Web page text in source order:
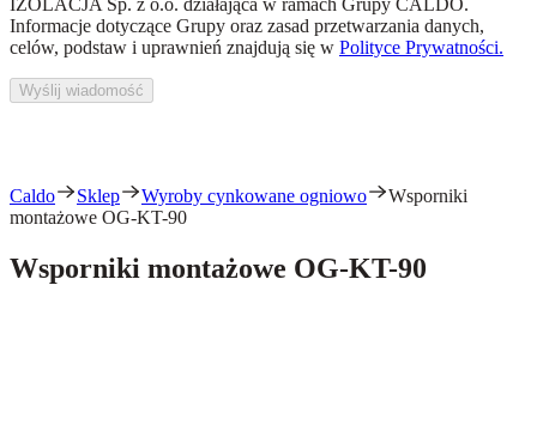
IZOLACJA Sp. z o.o. działająca w ramach Grupy CALDO.
Informacje dotyczące Grupy oraz zasad przetwarzania danych,
celów, podstaw i uprawnień znajdują się w Polityce Prywatności.
Wyślij wiadomość
Caldo Sklep Wyroby cynkowane ogniowo
Wsporniki
montażowe OG-KT-90
Wsporniki montażowe OG-KT-90